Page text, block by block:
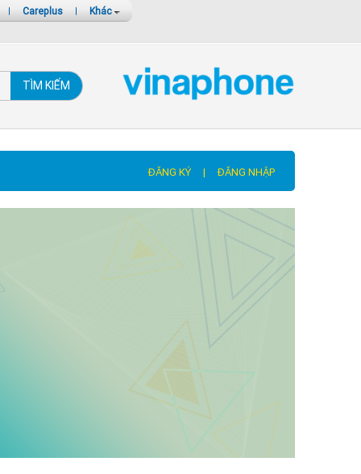
| Careplus | Khác
TÌM KIẾM
ĐĂNG KÝ | ĐĂNG NHẬP